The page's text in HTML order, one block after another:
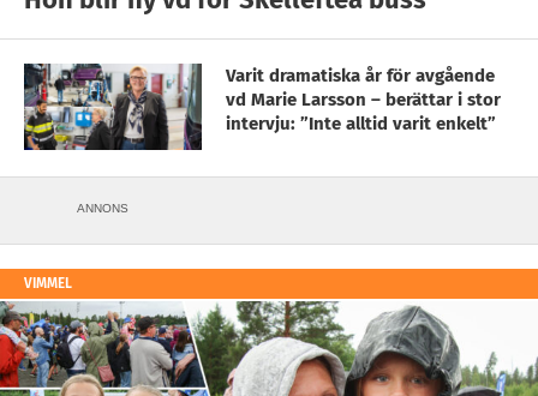
Varit dramatiska år för avgående
vd Marie Larsson – berättar i stor
intervju: ”Inte alltid varit enkelt”
ANNONS
VIMMEL